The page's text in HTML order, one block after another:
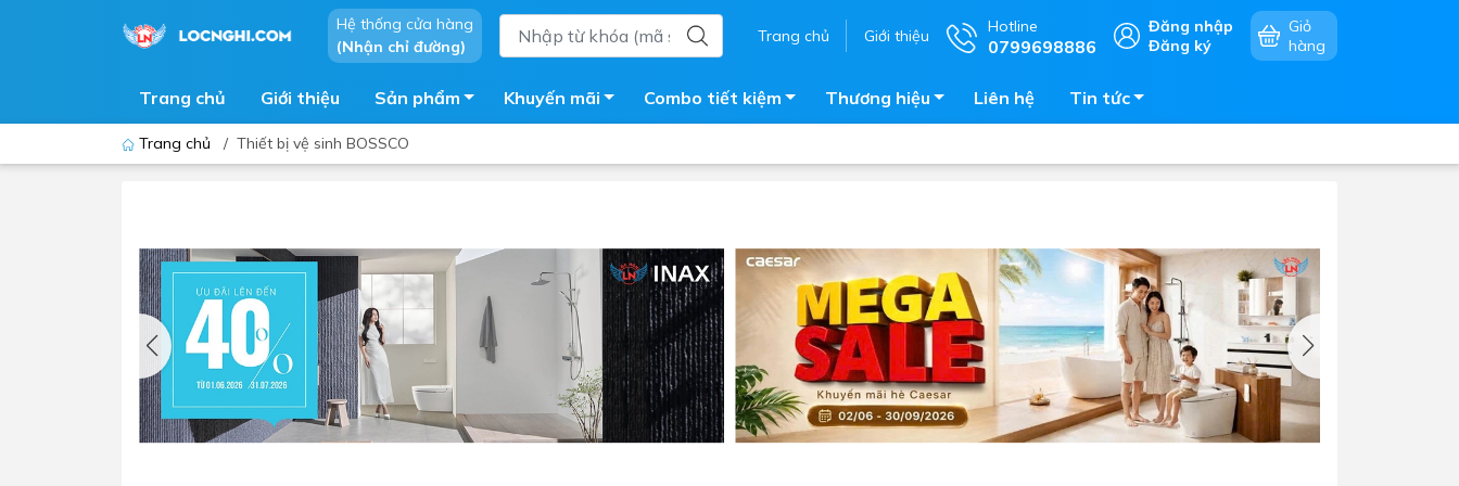
Hệ thống cửa hàng
(Nhận chỉ đường)
Trang chủ Giới thiệu Hotline
0799698886
Đăng nhập
Đăng ký
Giỏ
hàng
Trang chủ Giới thiệu Sản phẩm
Thiết bị nhà tiểu
Lavabo - Chậu rửa mặt
Vòi lavabo
Vòi chậu - vòi hồ - vòi gắn tường
Máy sấy tay
Lavabo tủ - Lavabo kính
Phòng tắm kính
Sen tắm đứng
Vòi sen tắm
Máy tắm nước nóng điện
Phụ kiện nhà tắm
Chậu giặt
Máy nước nóng năng lượng mặt
Bồn bảo ôn
Bồn nhựa tự hoại
Máy bơm tăng áp
Vòi pha nóng lạnh
Bếp điện - bếp từ âm bàn
Vòi chậu rửa chén
Bếp gas âm bàn
Máy hút khói - hút mùi
Lò vi sóng - lò nướng - lò hấp
Phụ kiện nhà bếp
Khuyến mãi Combo tiết kiệm Thương hiệu Liên hệ Tin tức
Trang chủ / Thiết bị vệ sinh BOSSCO